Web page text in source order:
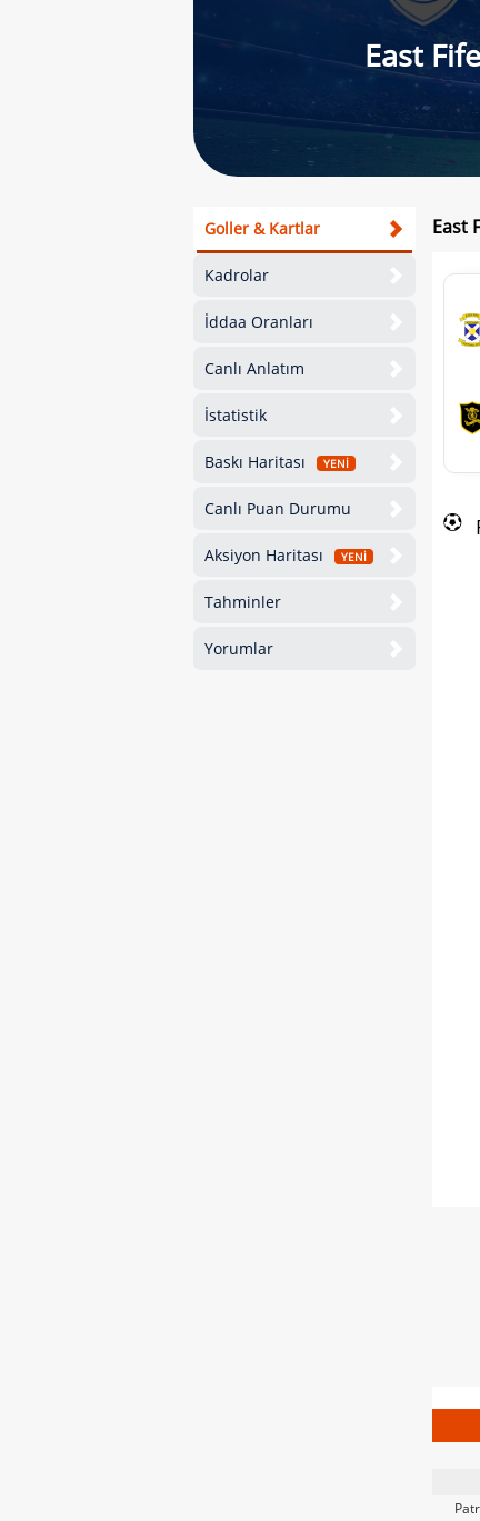
East Fife
Goller & Kartlar
Kadrolar
İddaa Oranları
Canlı Anlatım
İstatistik
Baskı Haritası YENİ
Canlı Puan Durumu
Aksiyon Haritası YENİ
Tahminler
Yorumlar
East